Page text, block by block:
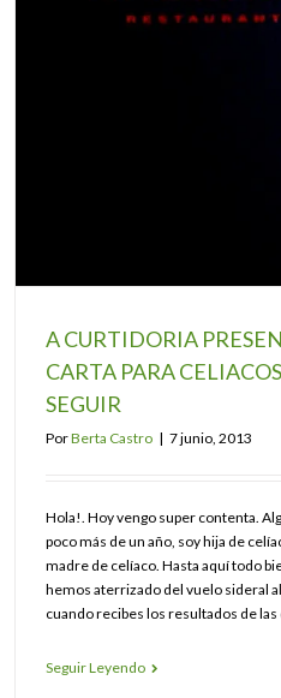
A CURTIDORIA
CARTA PARA
SEGUIR
PorBerta Castro | 7 junio, 2013
Hola!. Hoy vengo super contenta.
poco más de un año, soy hija de
madre de celíaco. Hasta aquí todo
hemos aterrizado del vuelo sideral
cuando recibes los resultados de
Seguir Leyendo